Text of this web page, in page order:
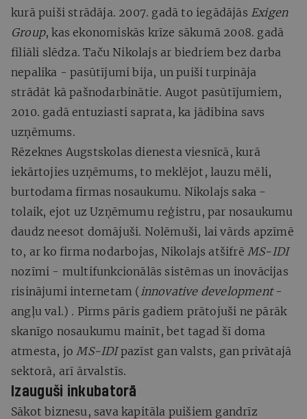
kurā puiši strādāja. 2007. gadā to iegādājās Exigen
Group, kas ekonomiskās krīze sākumā 2008. gadā
filiāli slēdza. Taču Nikolajs ar biedriem bez darba
nepalika - pasūtījumi bija, un puiši turpināja
strādāt kā pašnodarbinātie. Augot pasūtījumiem,
2010. gadā entuziasti saprata, ka jādibina savs
uzņēmums.
Rēzeknes Augstskolas dienesta viesnīcā, kurā
iekārtojies uzņēmums, to meklējot, lauzu mēli,
burtodama firmas nosaukumu. Nikolajs saka -
tolaik, ejot uz Uzņēmumu reģistru, par nosaukumu
daudz neesot domājuši. Nolēmuši, lai vārds apzīmē
to, ar ko firma nodarbojas, Nikolajs atšifrē MS-IDI
nozīmi - multifunkcionālās sistēmas un inovācijas
risinājumi internetam ( innovative development-
angļu val.) . Pirms pāris gadiem prātojuši ne pārāk
skanīgo nosaukumu mainīt, bet tagad šī doma
atmesta, jo MS-IDIpazīst gan valsts, gan privātajā
sektorā, arī ārvalstīs.
Izauguši inkubatorā
Sākot biznesu, sava kapitāla puišiem gandrīz